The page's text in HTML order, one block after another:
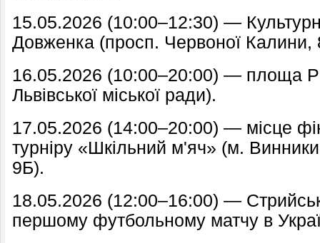
15.05.2026 (10:00–12:30) —
Довженка (просп. Червоної Калини,
16.05.2026 (10:00–20:00) — площа
Львівської міської ради).
17.05.2026 (14:00–20:00) — місце
турніру «Шкільний м'яч» (м.
9Б).
18.05.2026 (12:00–16:00) —
першому футбольному матчу в